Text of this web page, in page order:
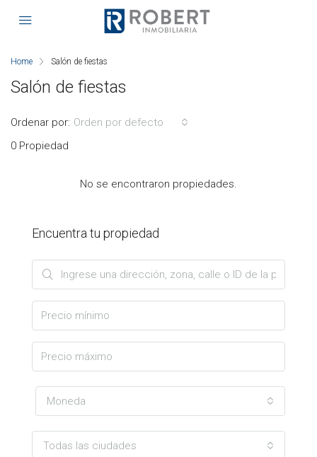
Home Salón de fiestas
Salón de fiestas
0 Propiedad
Ordenar por: Orden por defecto
No se encontraron propiedades.
Encuentra tu propiedad
Moneda
Todas las ciudades